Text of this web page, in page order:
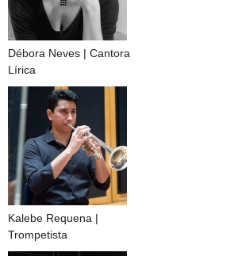
Débora Neves | Cantora
Lírica
Kalebe Requena |
Trompetista